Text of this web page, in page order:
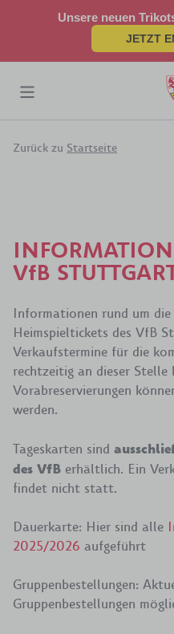
Unsere neuen
JETZT
Zurück zu Startseite
VfB
Informationen rund um
Heimspieltickets des VfB
Verkaufstermine für die
rechtzeitig an dieser Stelle
Vorabreservierungen
werden.
Tageskarten sind
des VfB erhältlich. Ein
findet nicht statt.
Dauerkarte: Hier sind alle
2025/2026 aufgeführt
Gruppenbestellungen:
Gruppenbestellungen